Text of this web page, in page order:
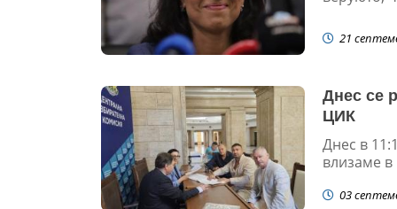
21
Днес се
ЦИК
Днес в
влизаме в
03